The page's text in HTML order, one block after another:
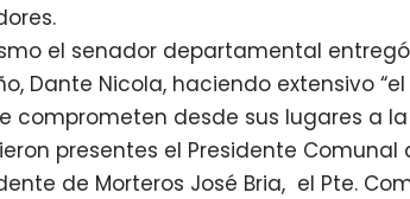
el senador departamental
Dante Nicola, haciendo extensivo
comprometen desde sus lugares a
presentes el Presidente Comunal
de Morteros José Bria, el Pte.